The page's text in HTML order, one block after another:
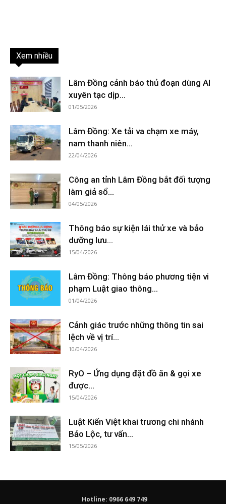
Xem nhiều
Lâm Đồng cảnh báo thủ đoạn dùng AI
xuyên tạc dịp...
01/05/2026
Lâm Đồng: Xe tải va chạm xe máy,
nam thanh niên...
22/04/2026
Công an tỉnh Lâm Đồng bắt đối tượng
làm giả sổ...
04/05/2026
Thông báo sự kiện lái thử xe và bảo
dưỡng lưu...
15/04/2026
Lâm Đồng: Thông báo phương tiện vi
phạm Luật giao thông...
01/04/2026
Cảnh giác trước những thông tin sai
lệch về vị trí...
10/04/2026
RyO – Ứng dụng đặt đồ ăn & gọi xe
được...
15/04/2026
Luật Kiến Việt khai trương chi nhánh
Bảo Lộc, tư vấn...
15/05/2026
Hotline: 0966 649 749